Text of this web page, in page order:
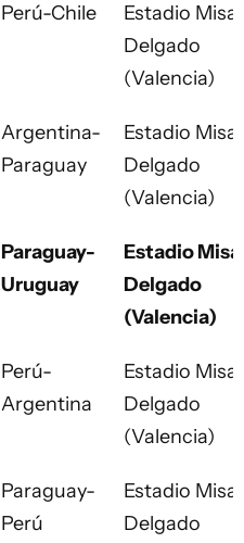
Perú-Chile
Estadio
Delgado
(Valencia)
Argentina-
Paraguay
Estadio
Delgado
(Valencia)
Paraguay-
Uruguay
Estadio
Delgado
(Valencia)
Perú-
Argentina
Estadio
Delgado
(Valencia)
Paraguay-
Perú
Estadio
Delgado